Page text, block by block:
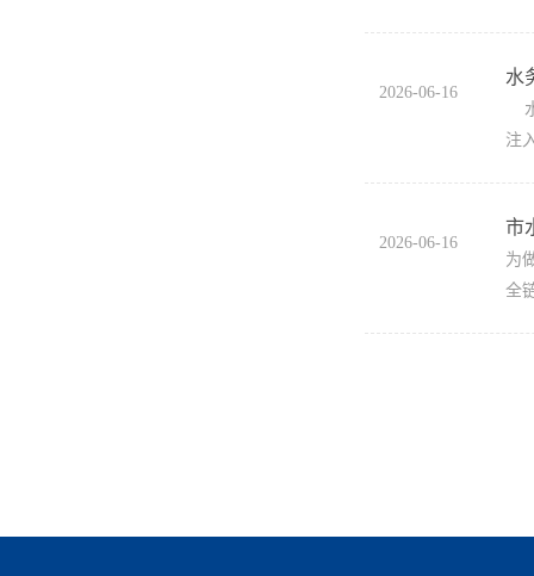
2026-06-16
水
注
2026-06-16
市
为
全